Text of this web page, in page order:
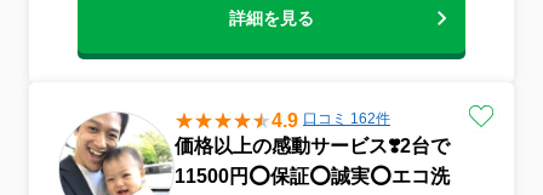
詳細を見る
4.9 口コミ 162件
価格以上の感動サービス❣️2台で
11500円⭕️保証⭕️誠実⭕️エコ洗